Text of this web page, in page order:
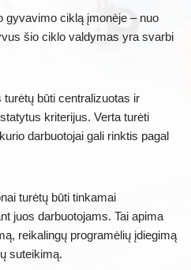
gyvavimo ciklą įmonėje – nuo
šio ciklo valdymas yra svarbi
turėtų būti centralizuotas ir
kriterijus. Verta turėti
darbuotojai gali rinktis pagal
turėtų būti tinkamai
juos darbuotojams. Tai apima
reikalingų programėlių įdiegimą
suteikimą.